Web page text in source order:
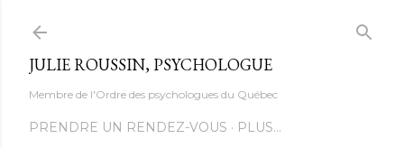
JULIE ROUSSIN, PSYCHOLOGUE
Membre de l'Ordre des psychologues du Québec
PRENDRE UN RENDEZ-VOUS PLUS…